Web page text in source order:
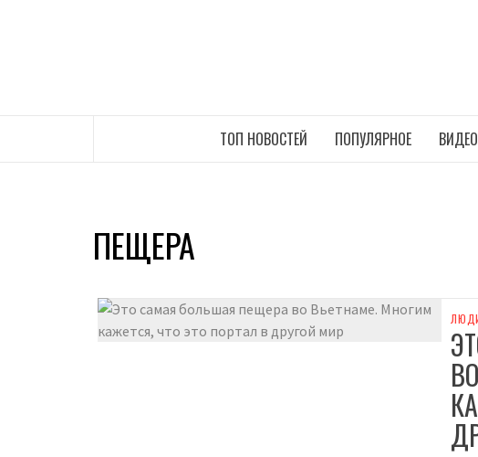
ТОП НОВОСТЕЙ ПОПУЛЯРНОЕ ВИДЕО
ПЕЩЕРА